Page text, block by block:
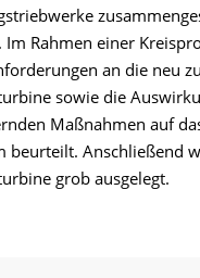
Rahmen einer
an die neu
sowie die
Maßnahmen auf
beurteilt. Anschließend
grob ausgelegt.